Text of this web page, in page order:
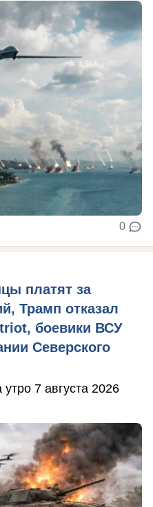
0
платят за
Трамп отказал
боевики ВСУ
Северского
7 августа 2026